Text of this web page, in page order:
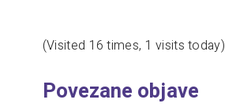
(Visited 16 times, 1 visits today)
Povezane objave